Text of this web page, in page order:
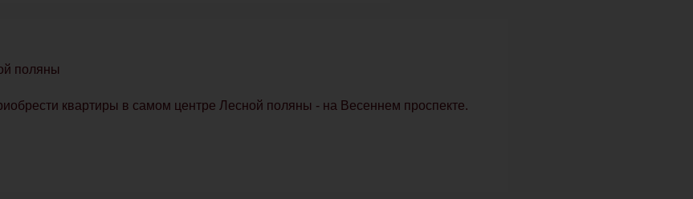
поляны
квартиры в самом центре Лесной поляны - на Весеннем проспекте.